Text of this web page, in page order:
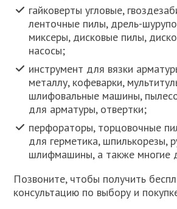
гайковерты угловые,
ленточные пилы, дрель-
миксеры, дисковые пилы,
насосы;
инструмент для вязки
металлу, кофеварки,
шлифовальные машины,
для арматуры, отвертки;
перфораторы, торцовочные
для герметика, шпилькорезы,
шлифмашины, а также многие
Позвоните, чтобы получить
консультацию по выбору и